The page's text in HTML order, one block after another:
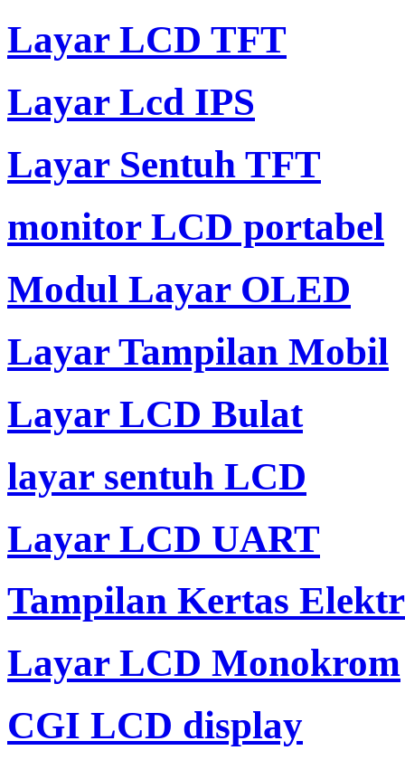
Layar LCD TFT
Layar Lcd IPS
Layar Sentuh TFT
monitor LCD portabel
Modul Layar OLED
Layar Tampilan Mobil
Layar LCD Bulat
layar sentuh LCD
Layar LCD UART
Tampilan Kertas
Layar LCD Monokrom
CGI LCD display